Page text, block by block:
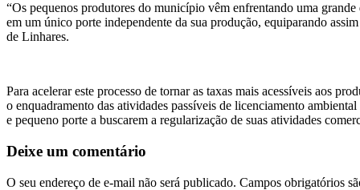
“Os pequenos produtores do município vêm enfrentando uma
em um único porte independente da sua produção, equiparando
de Linhares.
Para acelerar este processo de tornar as taxas mais acessíveis aos
o enquadramento das atividades passíveis de licenciamento
e pequeno porte a buscarem a regularização de suas atividades
Deixe um comentário
O seu endereço de e-mail não será publicado. Campos obrigatórios